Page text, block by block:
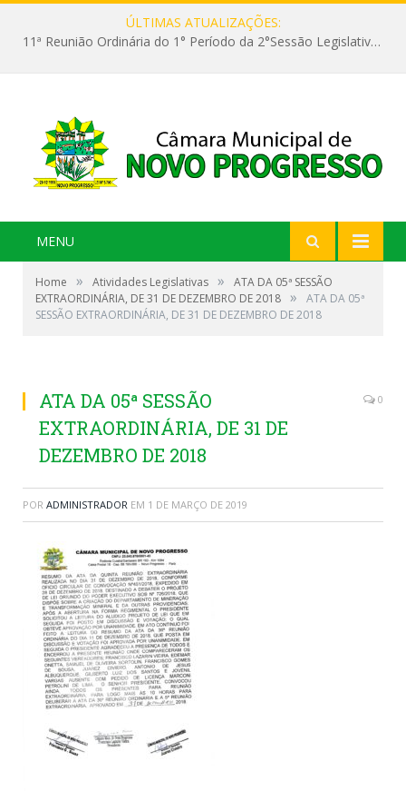
ÚLTIMAS ATUALIZAÇÕES:
11ª Reunião Ordinária do 1° Período da 2°Sessão Legislativa da 9ª Legislatura do Poder Legislativo
MENU
Home » Atividades Legislativas »
ATA DA 05ª SESSÃO
EXTRAORDINÁRIA, DE 31 DE DEZEMBRO DE 2018 »
ATA DA 05ª
SESSÃO EXTRAORDINÁRIA, DE 31 DE DEZEMBRO DE 2018
ATA DA 05ª SESSÃO
EXTRAORDINÁRIA, DE 31 DE
DEZEMBRO DE 2018
0
POR ADMINISTRADOR EM 1 DE MARÇO DE 2019